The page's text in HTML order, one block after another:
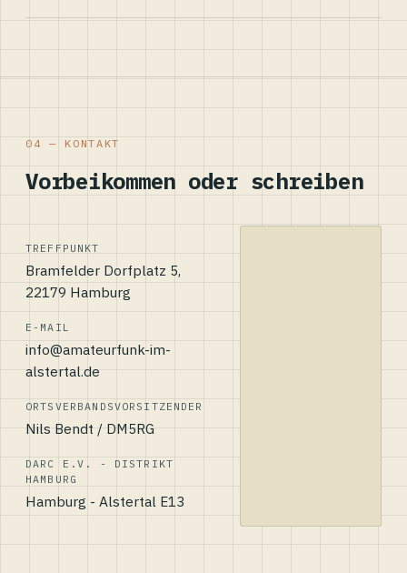
04 — KONTAKT
Vorbeikommen oder schreiben
TREFFPUNKT
Bramfelder Dorfplatz 5,
22179 Hamburg
E-MAIL
info@amateurfunk-im-
alstertal.de
ORTSVERBANDSVORSITZENDER
Nils Bendt / DM5RG
DARC E.V. - DISTRIKT
HAMBURG
Hamburg - Alstertal E13